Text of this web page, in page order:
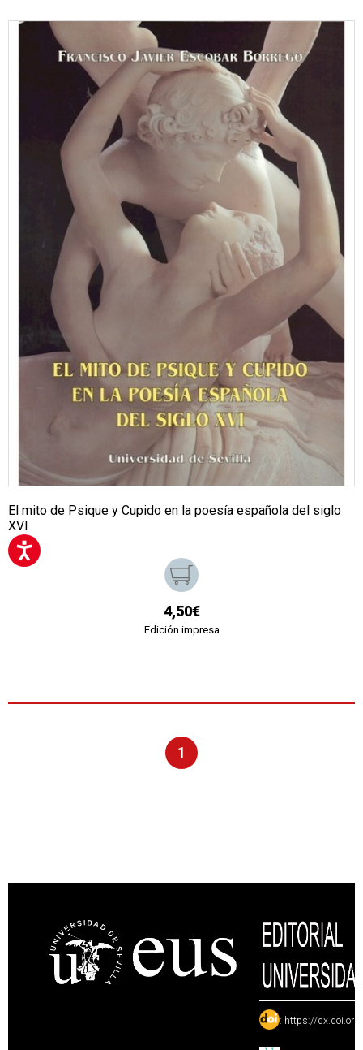
El mito de Psique y Cupido en la poesía española del siglo
XVI
4,50€
Edición impresa
1
: https://